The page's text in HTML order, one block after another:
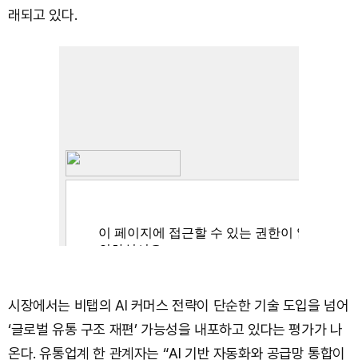
래되고 있다.
시장에서는 비탭의 AI 커머스 전략이 단순한 기술 도입을 넘어
‘글로벌 유통 구조 재편’ 가능성을 내포하고 있다는 평가가 나
온다. 유통업계 한 관계자는 “AI 기반 자동화와 공급망 통합이